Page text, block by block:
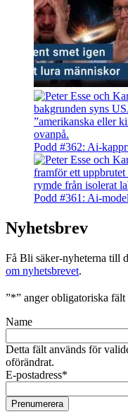
Podd #362: Ai-
Podd #361: Ai-
Nyhetsbrev
Få Bli säker-nyheterna till
om nyhetsbrevet.
”*” anger obligatoriska fält
Name
Detta fält används för
oförändrat.
E-postadress*